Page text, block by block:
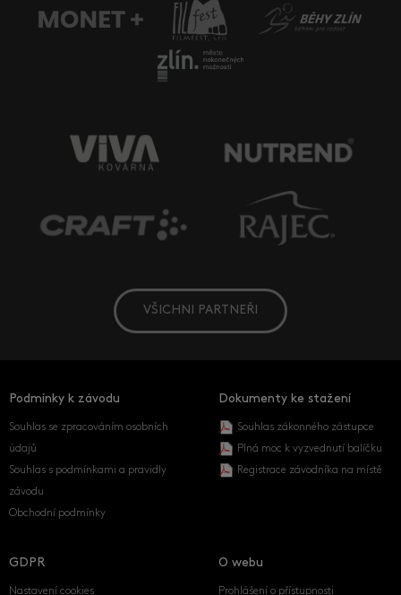
VŠICHNI PARTNEŘI
Podmínky k závodu
Souhlas se zpracováním osobních
údajů
Souhlas s podmínkami a pravidly
závodu
Obchodní podmínky
Dokumenty ke stažení
Souhlas zákonného zástupce
Plná moc k vyzvednutí balíčku
Registrace závodníka na místě
GDPR
Nastavení cookies
O webu
Prohlášení o přístupnosti